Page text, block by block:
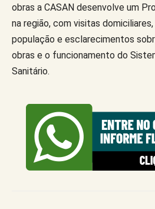
obras a CASAN desenvolve um
na região, com visitas
população e esclarecimentos
obras e o funcionamento do
Sanitário.